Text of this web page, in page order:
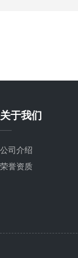
关于我们
公司介绍
荣誉资质